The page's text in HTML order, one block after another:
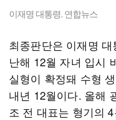
이재명 대통령. 연합뉴스
최종판단은 이재명
난해 12월 자녀 입시
실형이 확정돼 수형
내년 12월이다. 올해
조 전 대표는 형기의